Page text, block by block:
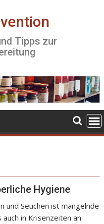
Tipps zur
Hygiene
und Seuchen ist mangelnde
in Krisenzeiten an